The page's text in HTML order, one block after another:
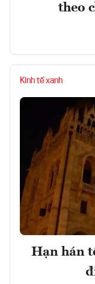
theo
Kinh tế xanh
Hạn hán